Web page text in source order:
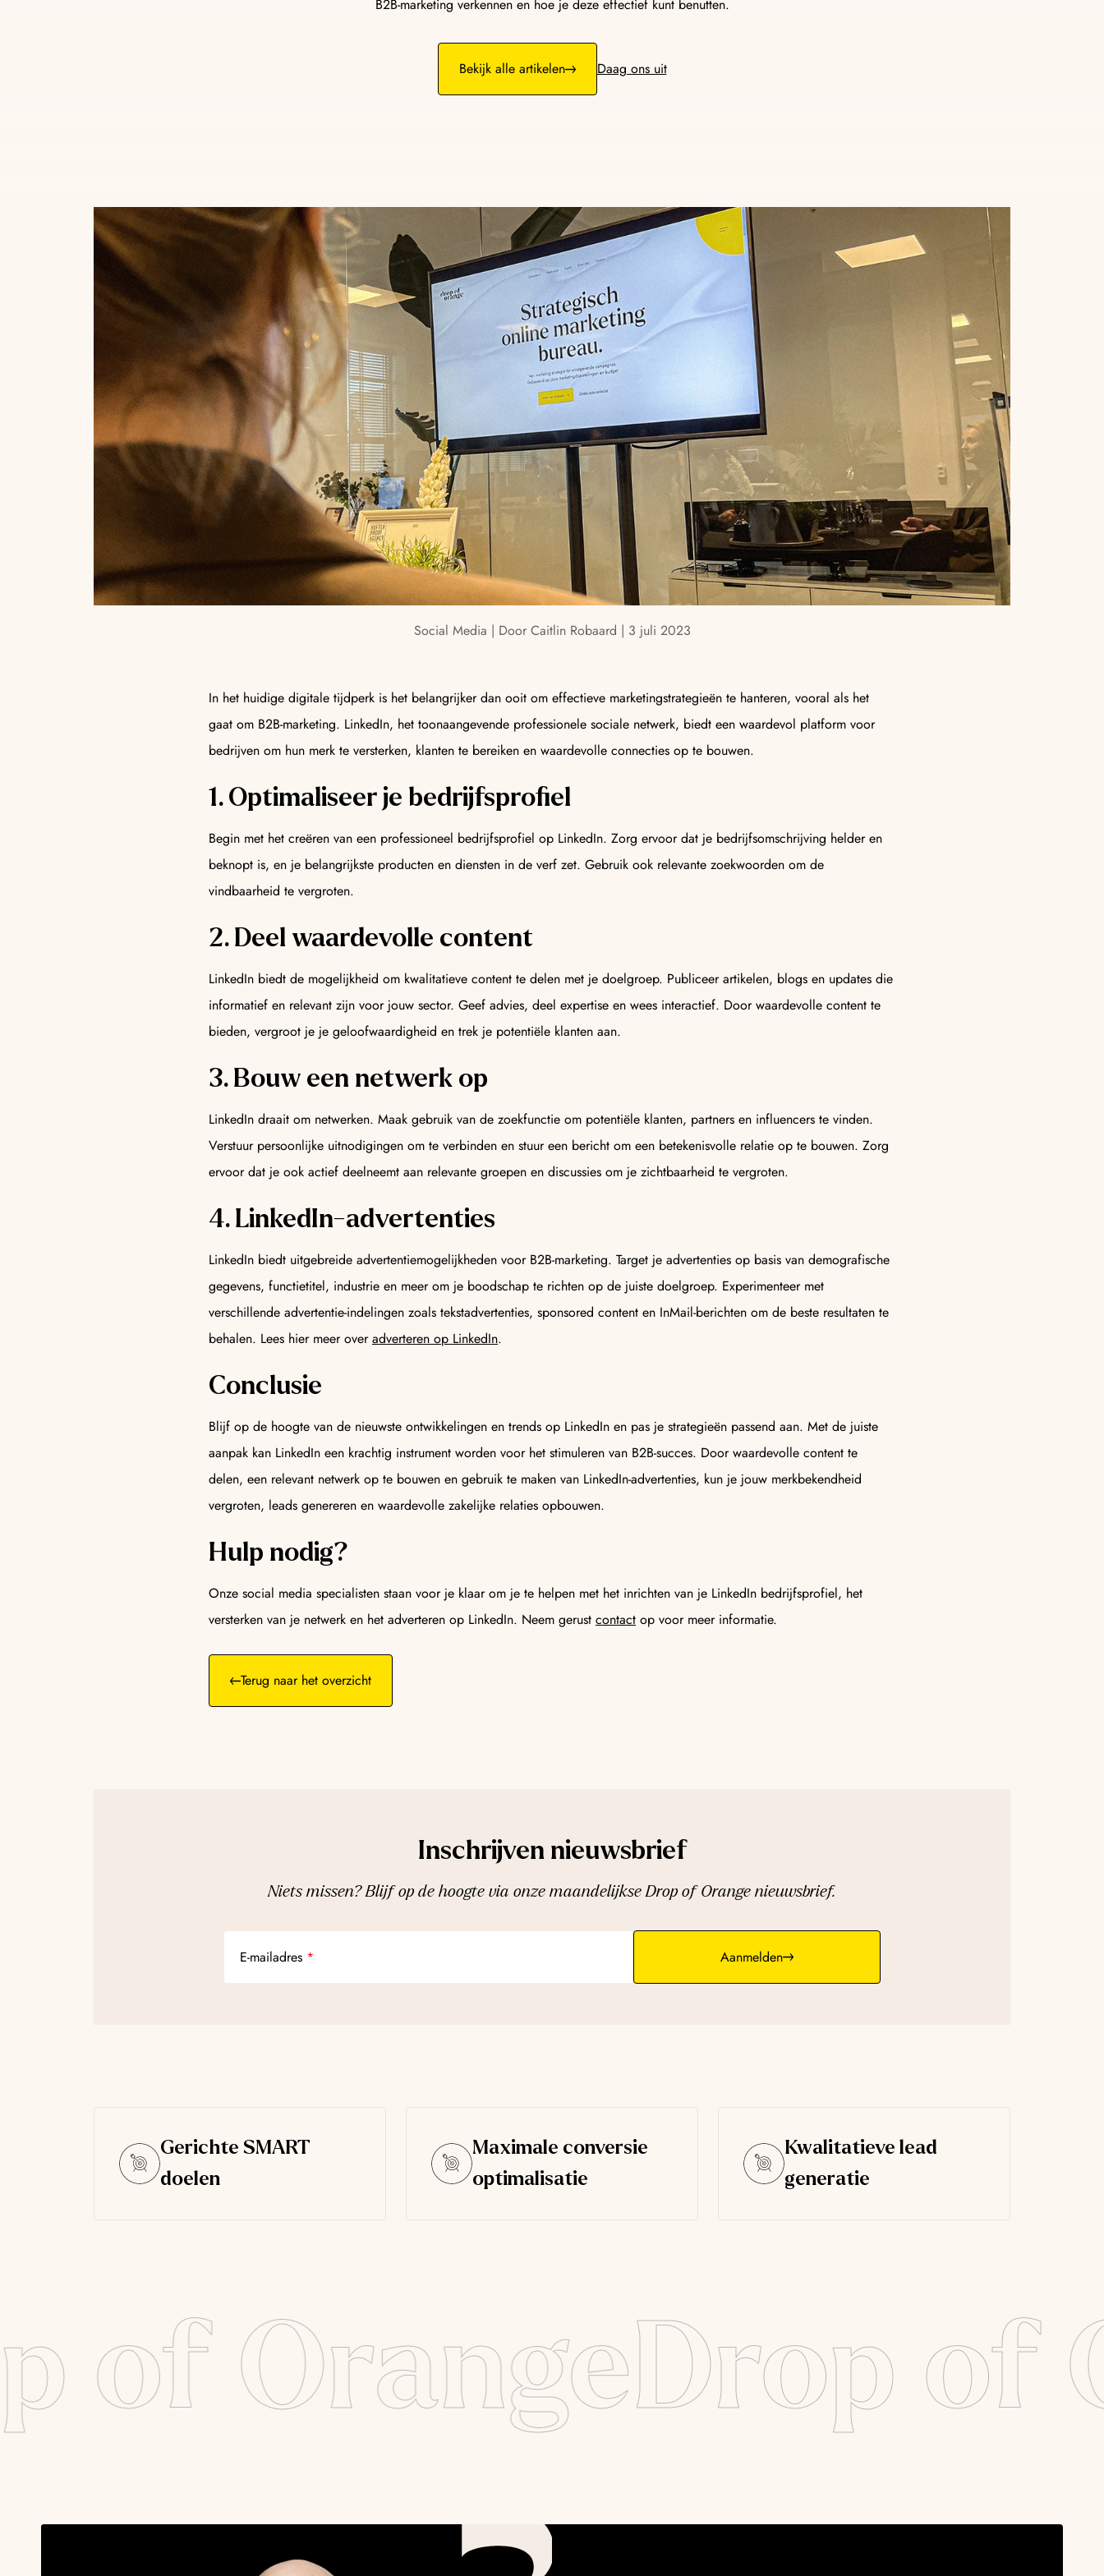
B2B-marketing verkennen en hoe je deze effectief kunt benutten.
Bekijk alle artikelen Daag ons uit
Social Media | Door Caitlin Robaard | 3 juli 2023
In het huidige digitale tijdperk is het belangrijker dan ooit om effectieve marketingstrategieën te hanteren, vooral als het
gaat om B2B-marketing. LinkedIn, het toonaangevende professionele sociale netwerk, biedt een waardevol platform voor
bedrijven om hun merk te versterken, klanten te bereiken en waardevolle connecties op te bouwen.
1. Optimaliseer je bedrijfsprofiel
Begin met het creëren van een professioneel bedrijfsprofiel op LinkedIn. Zorg ervoor dat je bedrijfsomschrijving helder en
beknopt is, en je belangrijkste producten en diensten in de verf zet. Gebruik ook relevante zoekwoorden om de
vindbaarheid te vergroten.
2. Deel waardevolle content
LinkedIn biedt de mogelijkheid om kwalitatieve content te delen met je doelgroep. Publiceer artikelen, blogs en updates die
informatief en relevant zijn voor jouw sector. Geef advies, deel expertise en wees interactief. Door waardevolle content te
bieden, vergroot je je geloofwaardigheid en trek je potentiële klanten aan.
3. Bouw een netwerk op
LinkedIn draait om netwerken. Maak gebruik van de zoekfunctie om potentiële klanten, partners en influencers te vinden.
Verstuur persoonlijke uitnodigingen om te verbinden en stuur een bericht om een betekenisvolle relatie op te bouwen. Zorg
ervoor dat je ook actief deelneemt aan relevante groepen en discussies om je zichtbaarheid te vergroten.
4. LinkedIn-advertenties
LinkedIn biedt uitgebreide advertentiemogelijkheden voor B2B-marketing. Target je advertenties op basis van demografische
gegevens, functietitel, industrie en meer om je boodschap te richten op de juiste doelgroep. Experimenteer met
verschillende advertentie-indelingen zoals tekstadvertenties, sponsored content en InMail-berichten om de beste resultaten te
behalen. Lees hier meer overadverteren op LinkedIn.
Conclusie
Blijf op de hoogte van de nieuwste ontwikkelingen en trends op LinkedIn en pas je strategieën passend aan. Met de juiste
aanpak kan LinkedIn een krachtig instrument worden voor het stimuleren van B2B-succes. Door waardevolle content te
delen, een relevant netwerk op te bouwen en gebruik te maken van LinkedIn-advertenties, kun je jouw merkbekendheid
vergroten, leads genereren en waardevolle zakelijke relaties opbouwen.
Hulp nodig?
Onze social media specialisten staan voor je klaar om je te helpen met het inrichten van je LinkedIn bedrijfsprofiel, het
versterken van je netwerk en het adverteren op LinkedIn. Neem gerust contact op voor meer informatie.
Terug naar het overzicht
Inschrijven nieuwsbrief
Niets missen? Blijf op de hoogte via onze maandelijkse Drop of Orange nieuwsbrief.
E-mailadres Aanmelden
Gerichte SMART
doelen
Maximale conversie
optimalisatie
Kwalitatieve lead
generatie
of OrangeDrop of